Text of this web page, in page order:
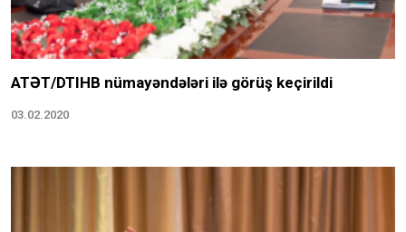
ATƏT/DTIHB nümayəndələri ilə görüş keçirildi
03.02.2020